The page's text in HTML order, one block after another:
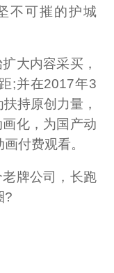
不可摧的护城
大内容采买，
;并在2017年3
持原创力量，
化，为国产动
付费观看。
牌公司，长跑
?